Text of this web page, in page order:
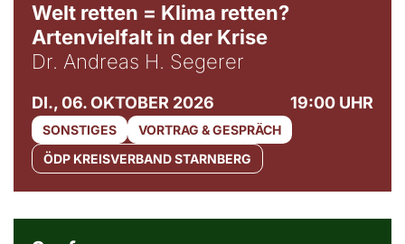
Welt retten = Klima retten?
Artenvielfalt in der Krise
Dr. Andreas H. Segerer
DI., 06. OKTOBER 2026 19:00 UHR
SONSTIGES
VORTRAG & GESPRÄCH
ÖDP KREISVERBAND STARNBERG